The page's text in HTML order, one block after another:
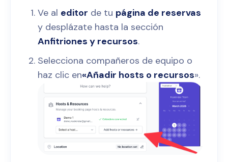
Ve al editor de tu página de reservas
y desplázate hasta la sección
Anfitriones y recursos.
Selecciona compañeros de equipo o
haz clic en«Añadir hosts o recursos».